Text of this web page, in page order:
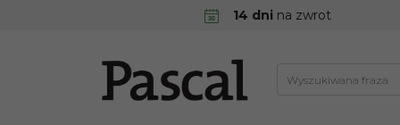
14 dni na zwrot